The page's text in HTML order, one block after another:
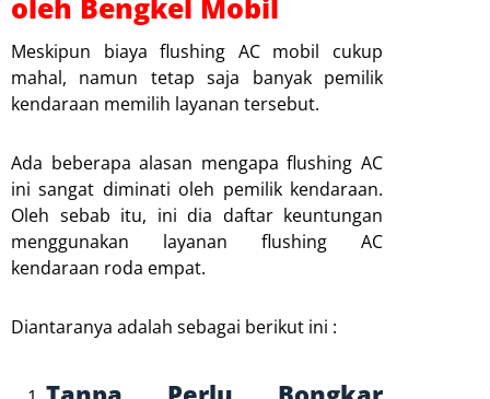
oleh Bengkel Mobil
Meskipun biaya flushing AC mobil cukup
mahal, namun tetap saja banyak pemilik
kendaraan memilih layanan tersebut.
Ada beberapa alasan mengapa flushing AC
ini sangat diminati oleh pemilik kendaraan.
Oleh sebab itu, ini dia daftar keuntungan
menggunakan layanan flushing AC
kendaraan roda empat.
Diantaranya adalah sebagai berikut ini :